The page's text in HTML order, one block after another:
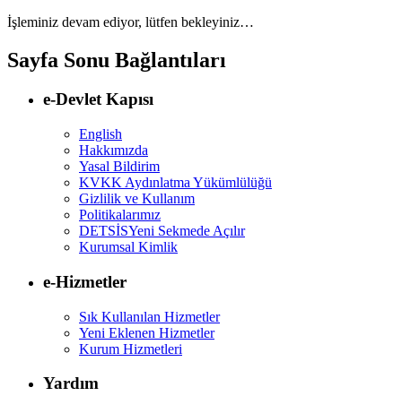
İşleminiz devam ediyor, lütfen bekleyiniz…
Sayfa Sonu Bağlantıları
e-Devlet Kapısı
English
Hakkımızda
Yasal Bildirim
KVKK Aydınlatma Yükümlülüğü
Gizlilik ve Kullanım
Politikalarımız
DETSİSYeni Sekmede Açılır
Kurumsal Kimlik
e-Hizmetler
Sık Kullanılan Hizmetler
Yeni Eklenen Hizmetler
Kurum Hizmetleri
Yardım